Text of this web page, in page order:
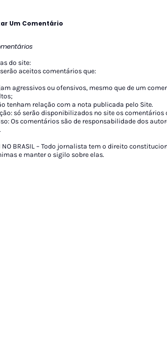
Um Comentário
do site:
aceitos comentários que:
agressivos ou ofensivos, mesmo que de um
tenham relação com a nota publicada pelo Site.
só serão disponibilizados no site os
Os comentários são de responsabilidade dos
NO BRASIL – Todo jornalista tem o direito
e manter o sigilo sobre elas.